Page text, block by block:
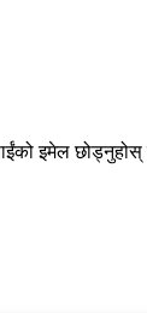
इमेल छोड्नुहोस्